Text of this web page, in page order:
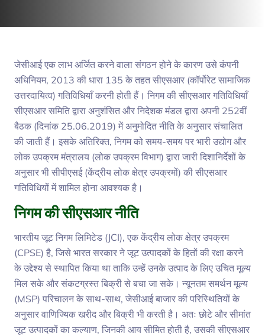
जेसीआई एक लाभ अर्जित करने वाला संगठन होने के कारण उसे कंपनी
अधिनियम, 2013 की धारा 135 के तहत सीएसआर (कॉर्पोरेट सामाजिक
उत्तरदायित्व) गतिविधियाँ करनी होती हैं। निगम की सीएसआर गतिविधियाँ
सीएसआर समिति द्वारा अनुशंसित और निदेशक मंडल द्वारा अपनी 252वीं
बैठक (दिनांक 25.06.2019) में अनुमोदित नीति के अनुसार संचालित
की जाती हैं। इसके अतिरिक्त, निगम को समय-समय पर भारी उद्योग और
लोक उपक्रम मंत्रालय (लोक उपक्रम विभाग) द्वारा जारी दिशानिर्देशों के
अनुसार भी सीपीएसई (केंद्रीय लोक क्षेत्र उपक्रमों) की सीएसआर
गतिविधियों में शामिल होना आवश्यक है।
निगम की सीएसआर नीति
भारतीय जूट निगम लिमिटेड (JCI), एक केंद्रीय लोक क्षेत्र उपक्रम
(CPSE) है, जिसे भारत सरकार ने जूट उत्पादकों के हितों की रक्षा करने
के उद्देश्य से स्थापित किया था ताकि उन्हें उनके उत्पाद के लिए उचित मूल्य
मिल सके और संकटग्रस्त बिक्री से बचा जा सके। न्यूनतम समर्थन मूल्य
(MSP) परिचालन के साथ-साथ, जेसीआई बाजार की परिस्थितियों के
अनुसार वाणिज्यिक खरीद और बिक्री भी करती है। अतः छोटे और सीमांत
जूट उत्पादकों का कल्याण, जिनकी आय सीमित होती है, उसकी सीएसआर